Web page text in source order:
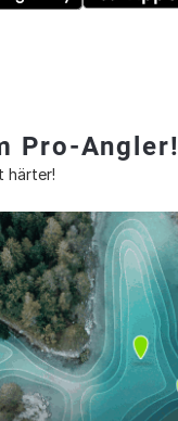
Pro-Angler!
härter!